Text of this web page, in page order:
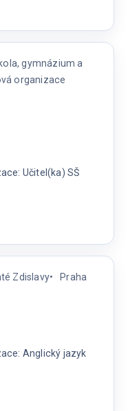
gymnázium a
organizace
Učitel(ka) SŠ
Zdislavy Praha
Anglický jazyk